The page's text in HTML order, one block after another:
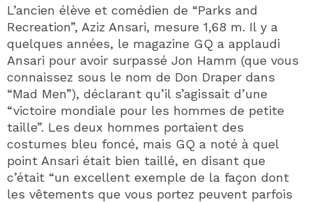
L’ancien élève et comédien de “Parks and
Recreation”, Aziz Ansari, mesure 1,68 m. Il y a
quelques années, le magazine GQ a applaudi
Ansari pour avoir surpassé Jon Hamm (que vous
connaissez sous le nom de Don Draper dans
“Mad Men”), déclarant qu’il s’agissait d’une
“victoire mondiale pour les hommes de petite
taille”. Les deux hommes portaient des
costumes bleu foncé, mais GQ a noté à quel
point Ansari était bien taillé, en disant que
c’était “un excellent exemple de la façon dont
les vêtements que vous portez peuvent parfois